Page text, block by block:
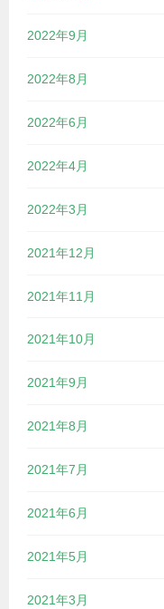
2022年9月
2022年8月
2022年6月
2022年4月
2022年3月
2021年12月
2021年11月
2021年10月
2021年9月
2021年8月
2021年7月
2021年6月
2021年5月
2021年3月